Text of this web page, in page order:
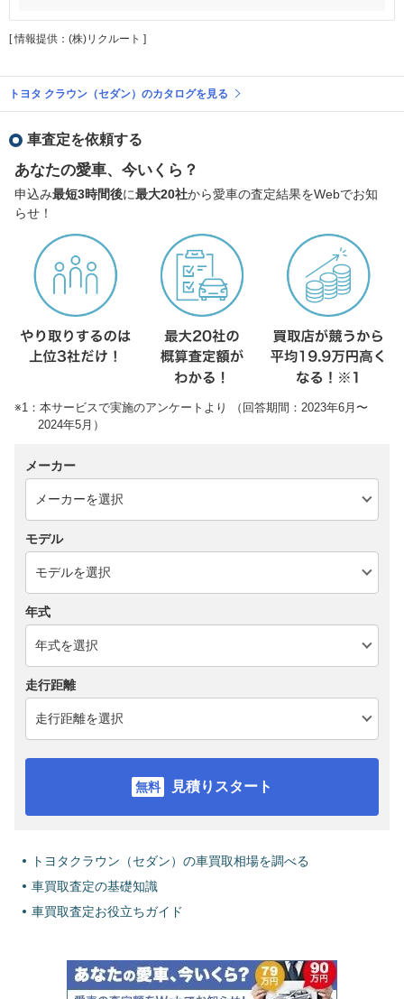
[ 情報提供：(株)リクルート ]
トヨタ クラウン（セダン）のカタログを見る
車査定を依頼する
あなたの愛車、今いくら？
申込み最短3時間後に最大20社から愛車の査定結果をWebでお知
らせ！
※1：本サービスで実施のアンケートより （回答期間：2023年6月〜
2024年5月）
メーカー
モデル
年式
走行距離
見積りスタート
トヨタクラウン（セダン）の車買取相場を調べる
車買取査定の基礎知識
車買取査定お役立ちガイド